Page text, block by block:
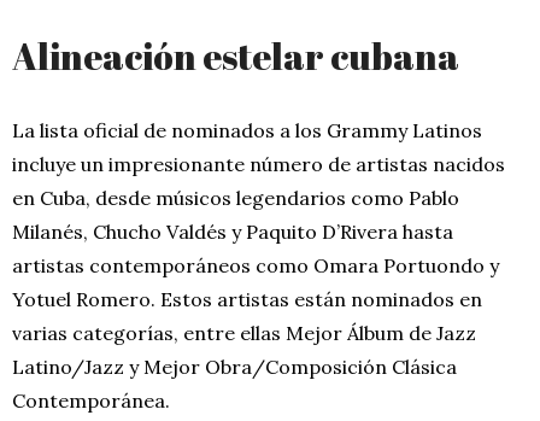
Alineación estelar cubana
La lista oficial de nominados a los Grammy Latinos
incluye un impresionante número de artistas nacidos
en Cuba, desde músicos legendarios como Pablo
Milanés, Chucho Valdés y Paquito D’Rivera hasta
artistas contemporáneos como Omara Portuondo y
Yotuel Romero. Estos artistas están nominados en
varias categorías, entre ellas Mejor Álbum de Jazz
Latino/Jazz y Mejor Obra/Composición Clásica
Contemporánea.